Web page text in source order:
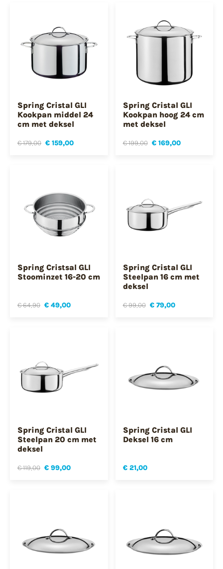
Spring Cristal GLI
Kookpan middel 24
cm met deksel
€ 179,00 € 159,00
Spring Cristal GLI
Kookpan hoog 24 cm
met deksel
€ 199,00 € 169,00
Spring Cristsal GLI
Stoominzet 16-20 cm
€ 64,90 € 49,00
Spring Cristal GLI
Steelpan 16 cm met
deksel
€ 99,00 € 79,00
Spring Cristal GLI
Steelpan 20 cm met
deksel
€ 119,00 € 99,00
Spring Cristal GLI
Deksel 16 cm
€ 21,00